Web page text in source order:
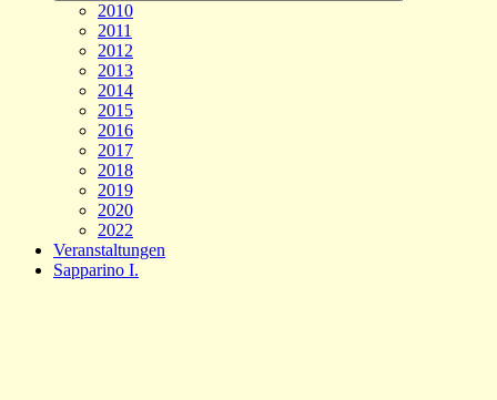
2010
2011
2012
2013
2014
2015
2016
2017
2018
2019
2020
2022
Veranstaltungen
Sapparino I.